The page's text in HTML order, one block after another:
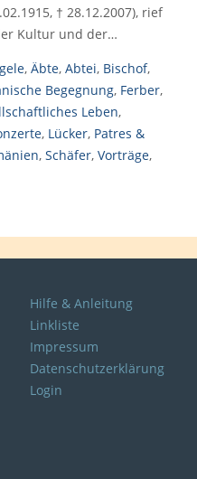
† 28.12.2007), rief
Kultur und der…
, Äbte, Abtei, Bischof,
Begegnung, Ferber,
Leben,
, Lücker, Patres &
, Schäfer, Vorträge,
Hilfe & Anleitung
Linkliste
Impressum
Datenschutzerklärung
Login